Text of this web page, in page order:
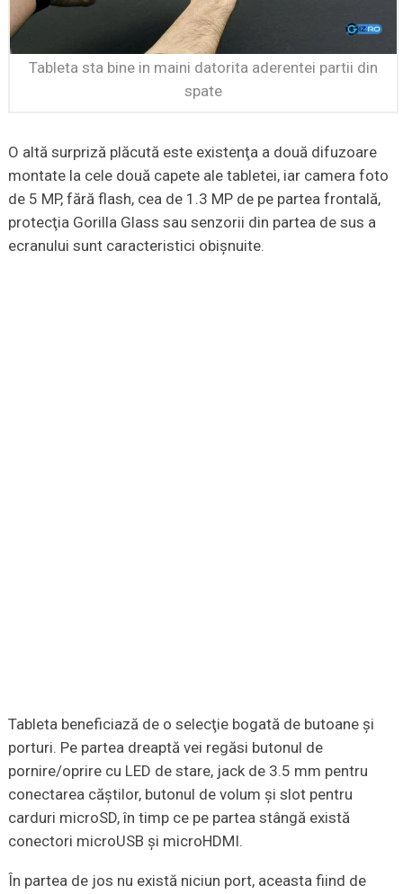
Tableta sta bine in maini datorita aderentei partii din
spate
O altă surpriză plăcută este existenţa a două difuzoare
montate la cele două capete ale tabletei, iar camera foto
de 5 MP, fără flash, cea de 1.3 MP de pe partea frontală,
protecţia Gorilla Glass sau senzorii din partea de sus a
ecranului sunt caracteristici obişnuite.
Tableta beneficiază de o selecţie bogată de butoane şi
porturi. Pe partea dreaptă vei regăsi butonul de
pornire/oprire cu LED de stare, jack de 3.5 mm pentru
conectarea căştilor, butonul de volum şi slot pentru
carduri microSD, în timp ce pe partea stângă există
conectori microUSB şi microHDMI.
În partea de jos nu există niciun port, aceasta fiind de